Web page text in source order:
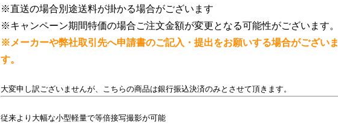
※直送の場合別途送料が掛かる場合がございます
※キャンペーン期間特価の場合ご注文金額が変更となる可能性がございます。
※メーカーや弊社取引先へ申請書のご記入・提出をお願いする場合がございま
す。
大変申し訳ございませんが、こちらの商品は銀行振込決済のみとさせて頂きます。
従来より大幅な小型軽量で等倍接写撮影が可能